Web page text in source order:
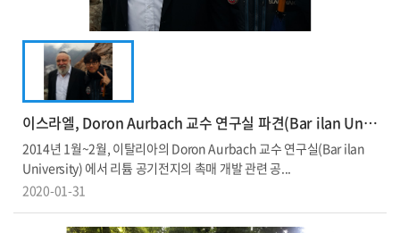
이스라엘, Doron Aurbach 교수 연구실 파견(Bar ilan University)
2014년 1월~2월, 이탈리아의 Doron Aurbach 교수 연구실(Bar ilan
University) 에서 리튬 공기전지의 촉매 개발 관련 공...
2020-01-31